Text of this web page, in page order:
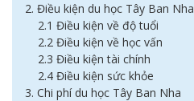
2. Điều kiện du học Tây Ban Nha
2.1 Điều kiện về độ tuổi
2.2 Điều kiện về học vấn
2.3 Điều kiện tài chính
2.4 Điều kiện sức khỏe
3. Chi phí du học Tây Ban Nha